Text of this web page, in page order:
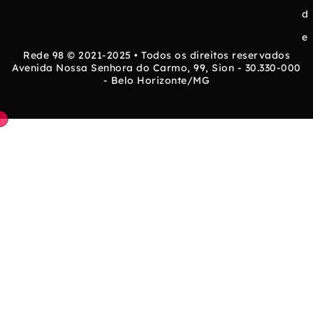
d
e
Rede 98 © 2021-2025 • Todos os direitos reservados
Avenida Nossa Senhora do Carmo, 99, Sion - 30.330-000
- Belo Horizonte/MG